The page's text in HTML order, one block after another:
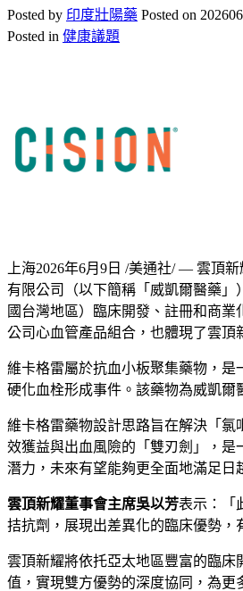
Posted by 印度壯陽藥 Posted on
Posted in 健康議題
上海2026年6月9日 /美通社/ — 雲頂新
有限公司（以下簡稱 「 威凱爾醫藥 」
國台灣地區）臨床開發、註冊和商
公司心血管產品組合，也體現了雲頂
維卡格雷屬於抗血小板聚集藥物，是
硬化血栓形成事件。該藥物為威凱爾
維卡格雷藥物設計思路旨在解決 「 氯
效獲益與出血風險的 「 雙刃劍 」
，
潛力，未來有望能夠更全面地滿足日
雲頂新耀董事會主席吳以芳表示： 「
拮抗劑，展現出差異化的臨床優勢，
雲頂新耀將依托亞太地區豐富的臨
值，實現雙方優勢的深度協同，為更